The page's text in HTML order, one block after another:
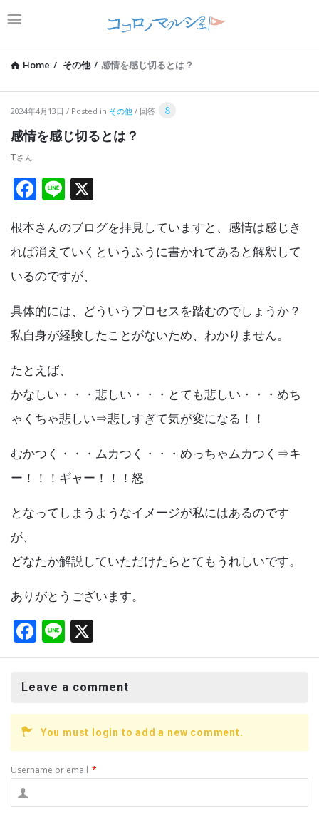
Home / その他 / 感情を感じ切るとは？
コ
コ
ロ
ノ
マ
ル
ェ
Latest
Articles
2024年4月13日 Posted in その他 回答 8
感情を感じ切るとは？
T
F
ce
b
o
o
k
Li
e
根本さんのブログを拝見していますと、感情は感じき
れば消えていくというふうに書かれてあると解釈して
いるのですが、
具体的には、どういうプロセスを踏むのでしょうか？
私自身が経験したことがないため、わかりません。
たとえば、
かなしい・・・悲しい・・・とても悲しい・・・めち
ゃくちゃ悲しい⇒悲しすぎて気が変になる！！
むかつく・・・ムカつく・・・めっちゃムカつく⇒キ
ー！！！ギャー！！！怒
となってしまうようなイメージが私にはあるのです
が、
どなたか解説していただけたらとてもうれしいです。
ありがとうございます。
F
a
b
o
o
k
Li
n
Leave a comment
You must login to add a new comment.
Username or email *